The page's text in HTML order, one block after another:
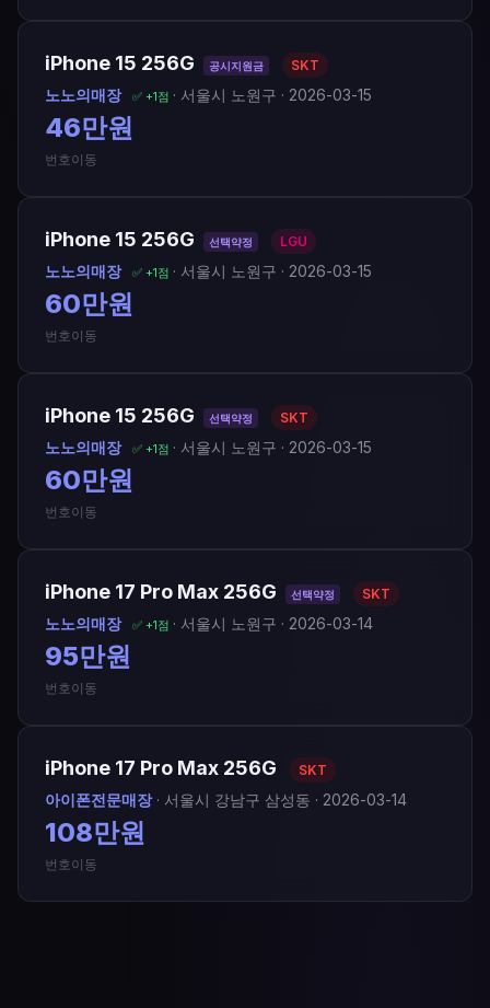
iPhone 15 256G 공시지원금 SKT
노노의매장 ✅ +1점 · 서울시 노원구 · 2026-03-15
46만원
번호이동
iPhone 15 256G 선택약정 LGU
노노의매장 ✅ +1점 · 서울시 노원구 · 2026-03-15
60만원
번호이동
iPhone 15 256G 선택약정 SKT
노노의매장 ✅ +1점 · 서울시 노원구 · 2026-03-15
60만원
번호이동
iPhone 17 Pro Max 256G 선택약정 SKT
노노의매장 ✅ +1점 · 서울시 노원구 · 2026-03-14
95만원
번호이동
iPhone 17 Pro Max 256G SKT
아이폰전문매장 · 서울시 강남구 삼성동 · 2026-03-14
108만원
번호이동